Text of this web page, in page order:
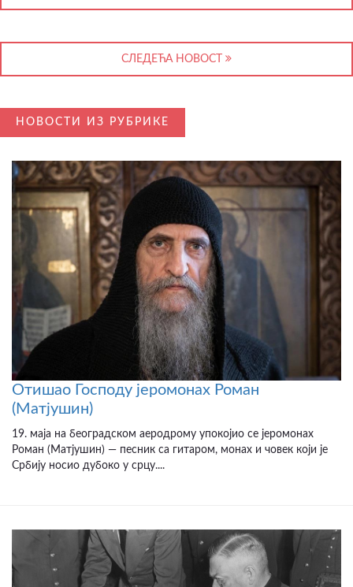
СЛЕДЕЋА НОВОСТ
НОВОСТИ ИЗ РУБРИКЕ
Отишао Господу јеромонах Роман
(Матјушин)
19. маја на београдском аеродрому упокојио се јеромонах
Роман (Матјушин) — песник са гитаром, монах и човек који је
Србију носио дубоко у срцу....